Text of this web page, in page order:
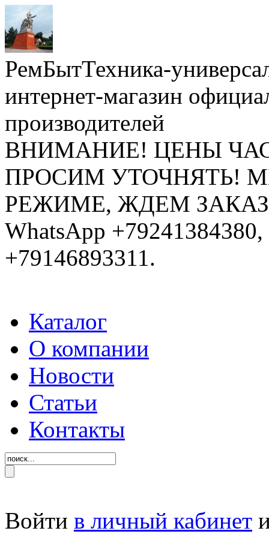
РемБытТехника-
интернет-магазин
производителей
ВНИМАНИЕ! ЦЕНЫ
ПРОСИМ УТОЧНЯТЬ!
РЕЖИМЕ, ЖДЕМ ЗАКАЗЫ:
WhatsApp
+79146893311.
Каталог
О компании
Новости
Статьи
Контакты
Войти в личный кабинет